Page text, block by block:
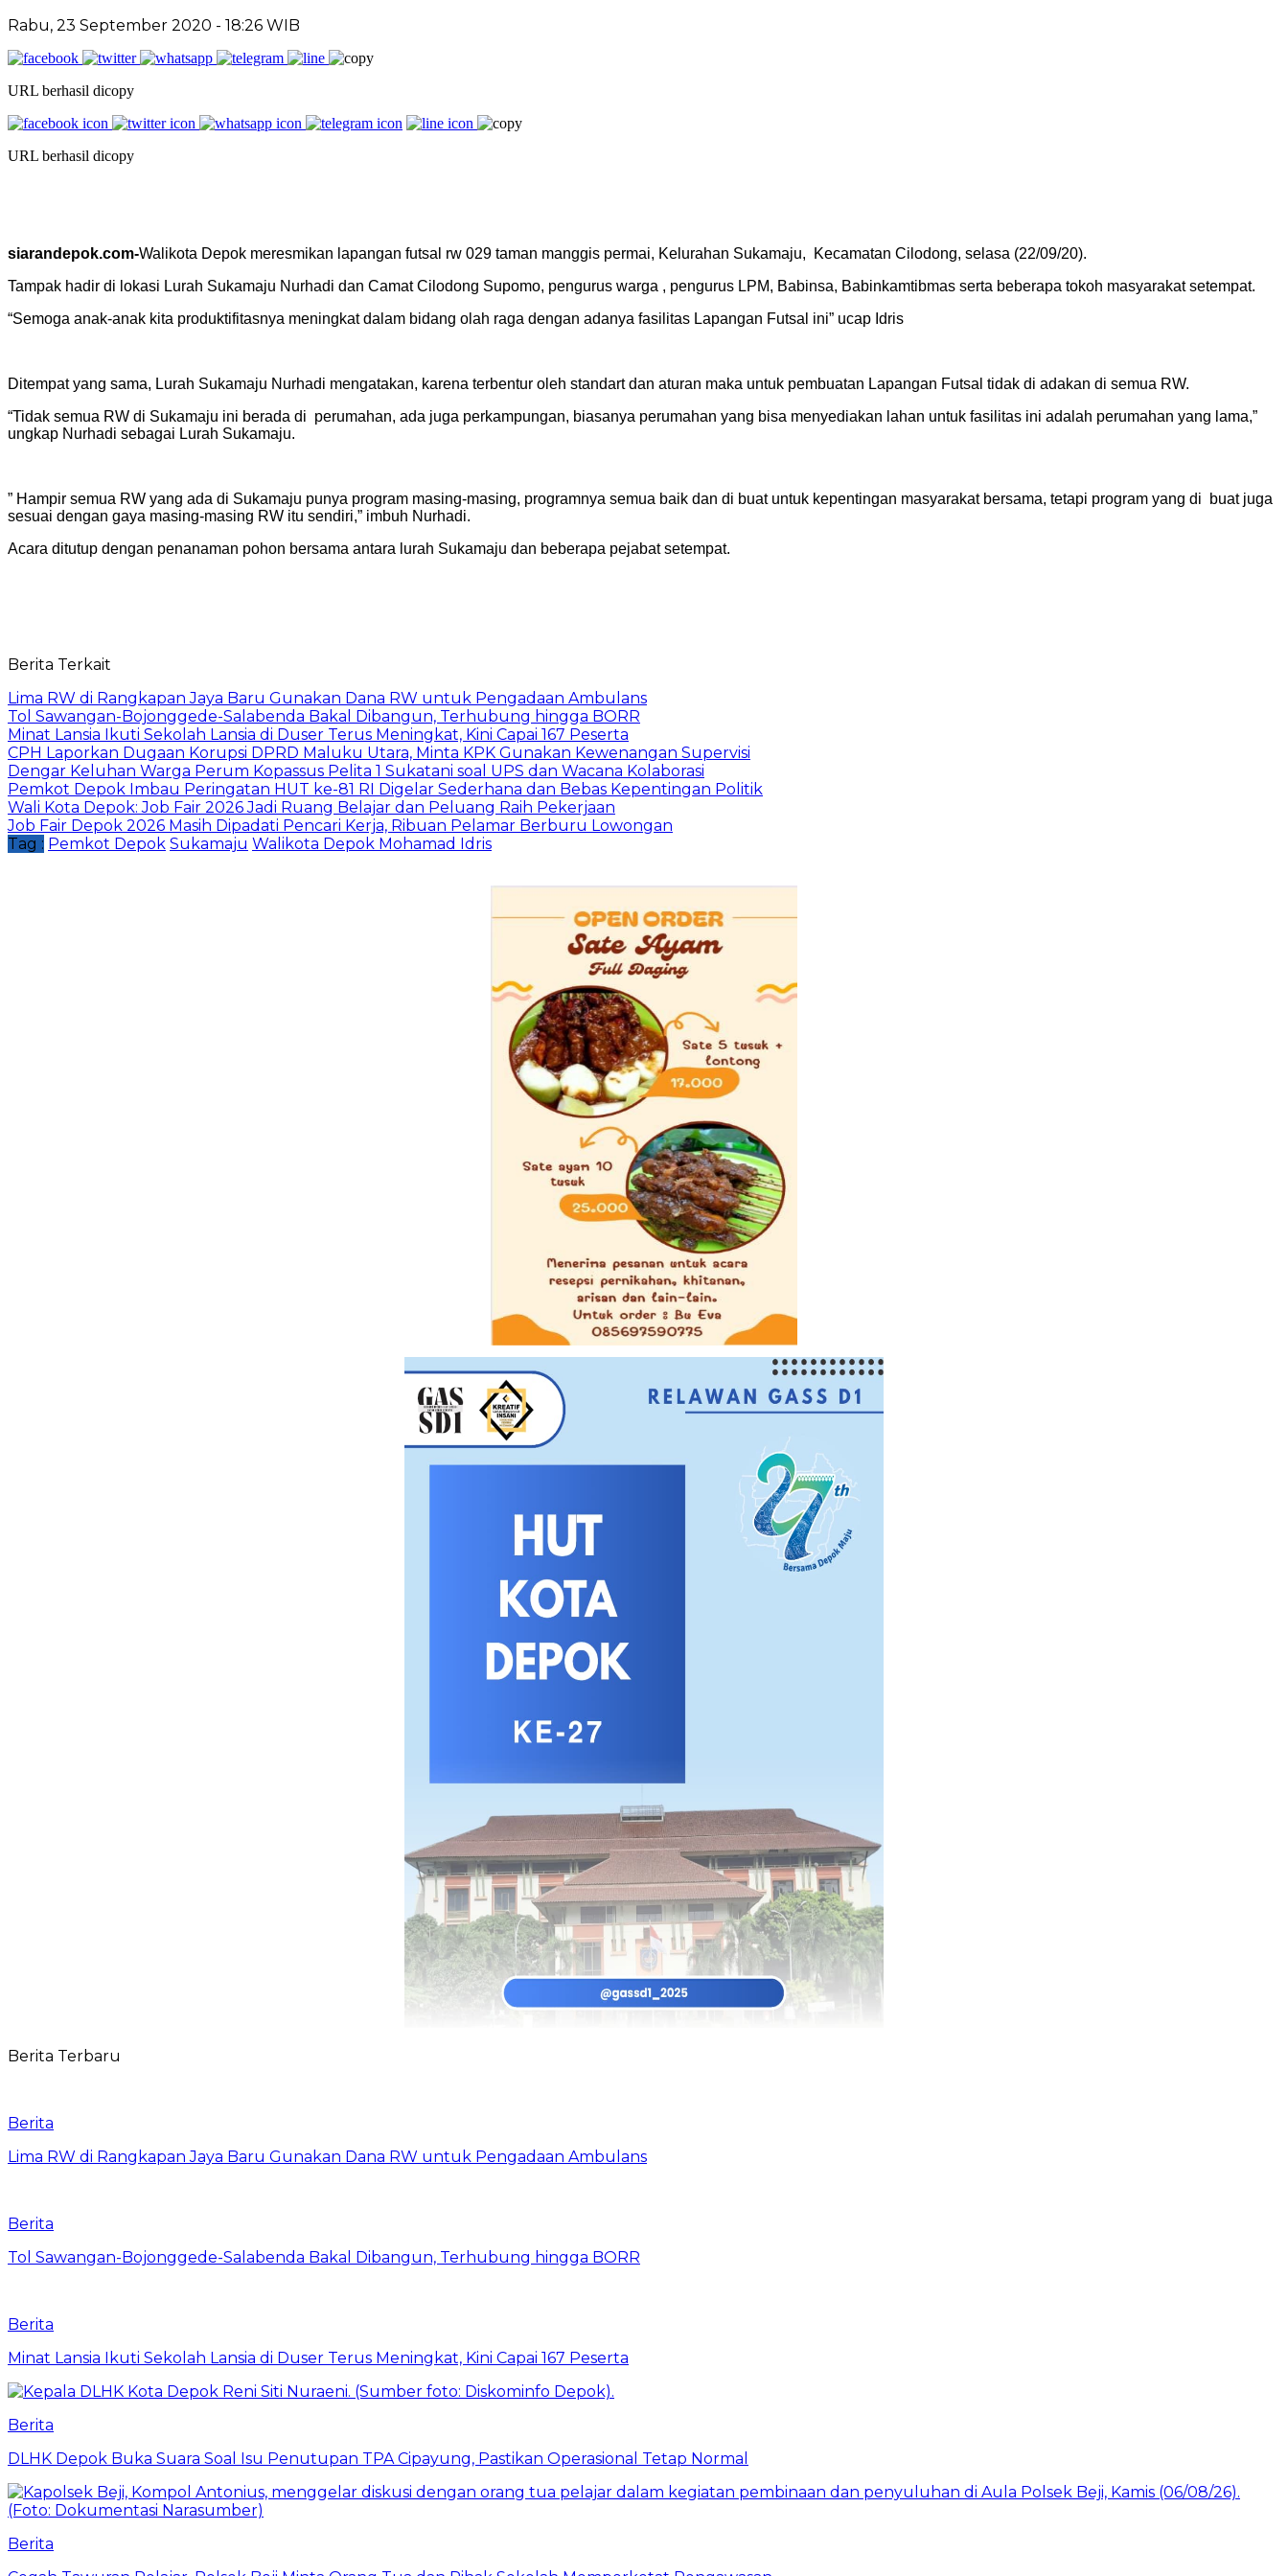
Rabu, 23 September 2020 - 18:26 WIB
URL berhasil dicopy
URL berhasil dicopy
siarandepok.com-Walikota Depok meresmikan lapangan futsal rw 029 taman manggis permai, Kelurahan Sukamaju, Kecamatan Cilodong, selasa (22/09/20).
Tampak hadir di lokasi Lurah Sukamaju Nurhadi dan Camat Cilodong Supomo, pengurus warga , pengurus LPM, Babinsa, Babinkamtibmas serta beberapa tokoh masyarakat setempat.
“Semoga anak-anak kita produktifitasnya meningkat dalam bidang olah raga dengan adanya fasilitas Lapangan Futsal ini” ucap Idris
Ditempat yang sama, Lurah Sukamaju Nurhadi mengatakan, karena terbentur oleh standart dan aturan maka untuk pembuatan Lapangan Futsal tidak di adakan di semua RW.
“Tidak semua RW di Sukamaju ini berada di perumahan, ada juga perkampungan, biasanya perumahan yang bisa menyediakan lahan untuk fasilitas ini adalah perumahan yang lama,”
ungkap Nurhadi sebagai Lurah Sukamaju.
” Hampir semua RW yang ada di Sukamaju punya program masing-masing, programnya semua baik dan di buat untuk kepentingan masyarakat bersama, tetapi program yang di buat juga
sesuai dengan gaya masing-masing RW itu sendiri,” imbuh Nurhadi.
Acara ditutup dengan penanaman pohon bersama antara lurah Sukamaju dan beberapa pejabat setempat.
Berita Terkait
Lima RW di Rangkapan Jaya Baru Gunakan Dana RW untuk Pengadaan Ambulans
Tol Sawangan-Bojonggede-Salabenda Bakal Dibangun, Terhubung hingga BORR
Minat Lansia Ikuti Sekolah Lansia di Duser Terus Meningkat, Kini Capai 167 Peserta
CPH Laporkan Dugaan Korupsi DPRD Maluku Utara, Minta KPK Gunakan Kewenangan Supervisi
Dengar Keluhan Warga Perum Kopassus Pelita 1 Sukatani soal UPS dan Wacana Kolaborasi
Pemkot Depok Imbau Peringatan HUT ke-81 RI Digelar Sederhana dan Bebas Kepentingan Politik
Wali Kota Depok: Job Fair 2026 Jadi Ruang Belajar dan Peluang Raih Pekerjaan
Job Fair Depok 2026 Masih Dipadati Pencari Kerja, Ribuan Pelamar Berburu Lowongan
Tag : Pemkot Depok Sukamaju Walikota Depok Mohamad Idris
Berita Terbaru
Berita
Lima RW di Rangkapan Jaya Baru Gunakan Dana RW untuk Pengadaan Ambulans
Berita
Tol Sawangan-Bojonggede-Salabenda Bakal Dibangun, Terhubung hingga BORR
Berita
Minat Lansia Ikuti Sekolah Lansia di Duser Terus Meningkat, Kini Capai 167 Peserta
Berita
DLHK Depok Buka Suara Soal Isu Penutupan TPA Cipayung, Pastikan Operasional Tetap Normal
Berita